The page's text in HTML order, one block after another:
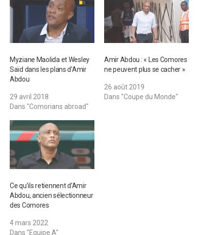
Myziane Maolida et Wesley
Saïd dans les plans d’Amir
Abdou
29 avril 2018
Dans "Comorians abroad"
Amir Abdou : « Les Comores
ne peuvent plus se cacher »
26 août 2019
Dans "Coupe du Monde"
Ce qu’ils retiennent d’Amir
Abdou, ancien sélectionneur
des Comores
4 mars 2022
Dans "Equipe A"